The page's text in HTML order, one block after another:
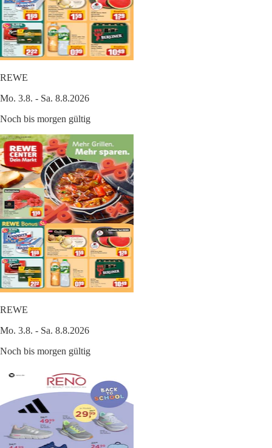
REWE
Mo. 3.8. - Sa. 8.8.2026
Noch bis morgen gültig
REWE
Mo. 3.8. - Sa. 8.8.2026
Noch bis morgen gültig